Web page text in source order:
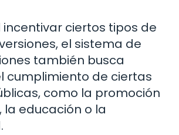
incentivar ciertos tipos de
el sistema de
también busca
cumplimiento de ciertas
como la promoción
la educación o la